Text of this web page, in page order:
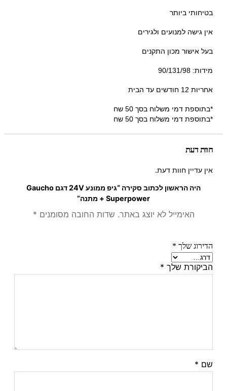
בטיחותי ביותר
אין גישה למנועים ולגירים
בעל אישור מכון התקנים
מידות: 90/131/98
אחריות 12 חודשים עד הבית
*בתוספת דמי משלוח בסך 50 שח
*בתוספת דמי משלוח בסך 50 שח
חוות דעת
אין עדיין חוות דעת.
היה הראשון לכתוב סקירה “גיפ ממונע 24V דגם Gaucho
Superpower + מתנה”
האימייל לא יוצג באתר. שדות החובה מסומנים *
הדירוג שלך *
הביקורת שלך *
שם *